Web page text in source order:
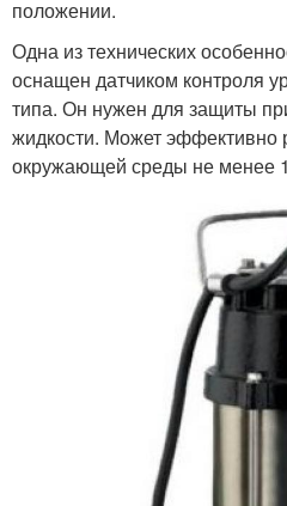
положении.
Одна из технических
оснащен датчиком контроля
типа. Он нужен для защиты
жидкости. Может эффективно
окружающей среды не менее